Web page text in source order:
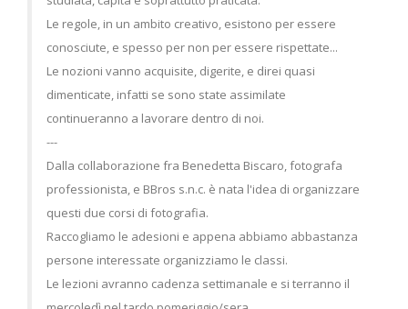
Le regole, in un ambito creativo, esistono per essere
conosciute, e spesso per non per essere rispettate...
Le nozioni vanno acquisite, digerite, e direi quasi
dimenticate, infatti se sono state assimilate
continueranno a lavorare dentro di noi.
---
Dalla collaborazione fra Benedetta Biscaro, fotografa
professionista, e BBros s.n.c. è nata l'idea di organizzare
questi due corsi di fotografia.
Raccogliamo le adesioni e appena abbiamo abbastanza
persone interessate organizziamo le classi.
Le lezioni avranno cadenza settimanale e si terranno il